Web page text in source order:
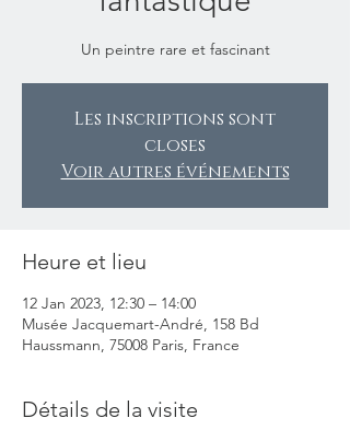
Un peintre rare et fascinant
Les inscriptions sont
closes
Voir autres événements
Heure et lieu
12 Jan 2023, 12:30 – 14:00
Musée Jacquemart-André, 158 Bd
Haussmann, 75008 Paris, France
Détails de la visite